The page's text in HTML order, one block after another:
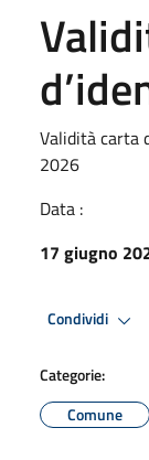
Validità carta
2026
Data :
17 giugno
Condividi
Categorie:
Comune